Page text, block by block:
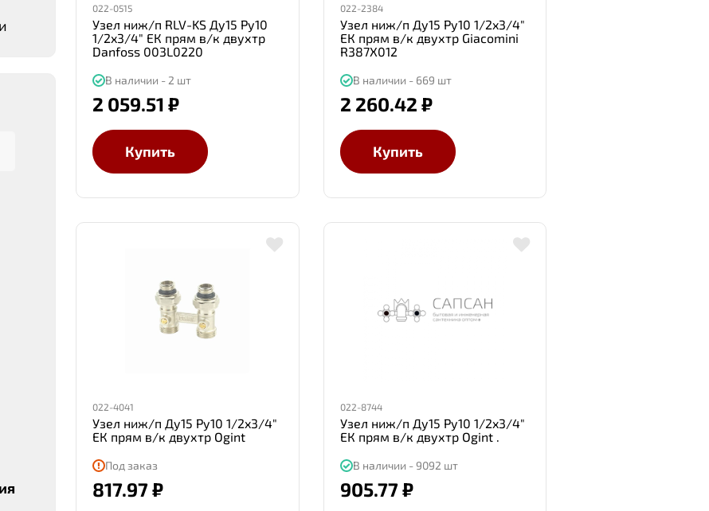
022-0515
Узел ниж/п RLV-KS Ду15 Ру10
1/2x3/4" ЕК прям в/к двухтр
Danfoss 003L0220
В наличии - 2 шт
2 059.51 ₽
Купить
022-2384
Узел ниж/п Ду15 Ру10 1/2x3/4"
ЕК прям в/к двухтр Giacomini
R387X012
В наличии - 669 шт
2 260.42 ₽
Купить
022-4041
Узел ниж/п Ду15 Ру10 1/2x3/4"
ЕК прям в/к двухтр Ogint
Под заказ
817.97 ₽
022-8744
Узел ниж/п Ду15 Ру10 1/2x3/4"
ЕК прям в/к двухтр Ogint .
В наличии - 9092 шт
905.77 ₽